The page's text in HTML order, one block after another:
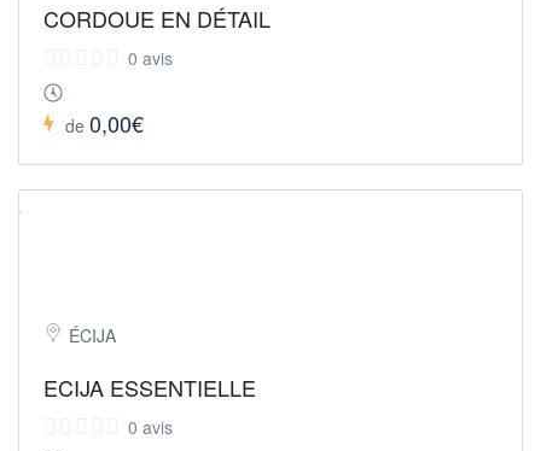
CORDOUE EN DÉTAIL
0 avis
de 0,00€
ÉCIJA
ECIJA ESSENTIELLE
0 avis